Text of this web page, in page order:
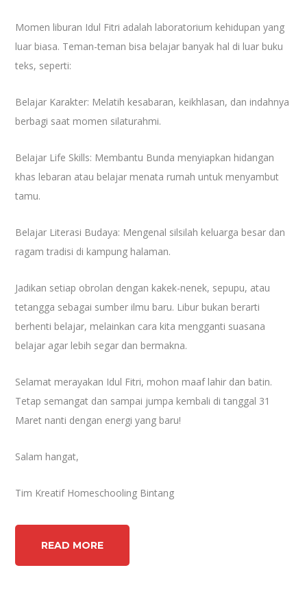
Momen liburan Idul Fitri adalah laboratorium kehidupan yang
luar biasa. Teman-teman bisa belajar banyak hal di luar buku
teks, seperti:
Belajar Karakter: Melatih kesabaran, keikhlasan, dan indahnya
berbagi saat momen silaturahmi.
Belajar Life Skills: Membantu Bunda menyiapkan hidangan
khas lebaran atau belajar menata rumah untuk menyambut
tamu.
Belajar Literasi Budaya: Mengenal silsilah keluarga besar dan
ragam tradisi di kampung halaman.
Jadikan setiap obrolan dengan kakek-nenek, sepupu, atau
tetangga sebagai sumber ilmu baru. Libur bukan berarti
berhenti belajar, melainkan cara kita mengganti suasana
belajar agar lebih segar dan bermakna.
Selamat merayakan Idul Fitri, mohon maaf lahir dan batin.
Tetap semangat dan sampai jumpa kembali di tanggal 31
Maret nanti dengan energi yang baru!
Salam hangat,
Tim Kreatif Homeschooling Bintang
READ MORE